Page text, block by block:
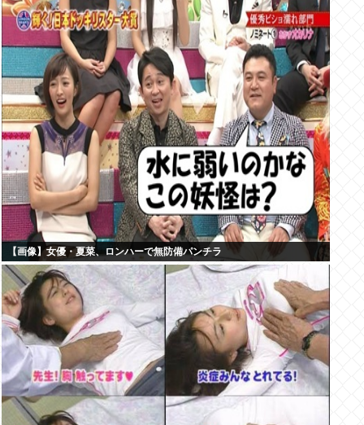
【画像】女優・夏菜、ロンハーで無防備パンチラ